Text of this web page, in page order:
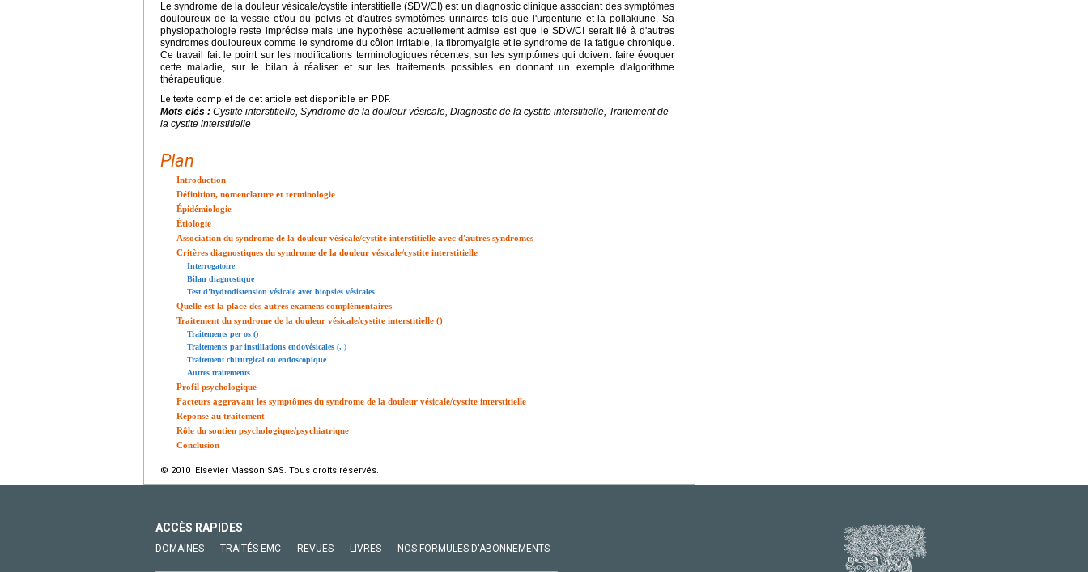
Le syndrome de la douleur vésicale/cystite interstitielle (SDV/CI) est un diagnostic clinique associant des symptômes
douloureux de la vessie et/ou du pelvis et d'autres symptômes urinaires tels que l'urgenturie et la pollakiurie. Sa
physiopathologie reste imprécise mais une hypothèse actuellement admise est que le SDV/CI serait lié à d'autres
syndromes douloureux comme le syndrome du côlon irritable, la fibromyalgie et le syndrome de la fatigue chronique.
Ce travail fait le point sur les modifications terminologiques récentes, sur les symptômes qui doivent faire évoquer
cette maladie, sur le bilan à réaliser et sur les traitements possibles en donnant un exemple d'algorithme
thérapeutique.
Le texte complet de cet article est disponible en PDF.
Mots clés : Cystite interstitielle, Syndrome de la douleur vésicale, Diagnostic de la cystite interstitielle, Traitement de
la cystite interstitielle
Plan
Introduction
Définition, nomenclature et terminologie
Épidémiologie
Étiologie
Association du syndrome de la douleur vésicale/cystite interstitielle avec d'autres syndromes
Critères diagnostiques du syndrome de la douleur vésicale/cystite interstitielle
Interrogatoire
Bilan diagnostique
Test d'hydrodistension vésicale avec biopsies vésicales
Quelle est la place des autres examens complémentaires
Traitement du syndrome de la douleur vésicale/cystite interstitielle ()
Traitements per os ()
Traitements par instillations endovésicales (, )
Traitement chirurgical ou endoscopique
Autres traitements
Profil psychologique
Facteurs aggravant les symptômes du syndrome de la douleur vésicale/cystite interstitielle
Réponse au traitement
Rôle du soutien psychologique/psychiatrique
Conclusion
© 2010 Elsevier Masson SAS. Tous droits réservés.
ACCÈS RAPIDES
DOMAINES TRAITÉS EMC REVUES LIVRES NOS FORMULES D'ABONNEMENTS